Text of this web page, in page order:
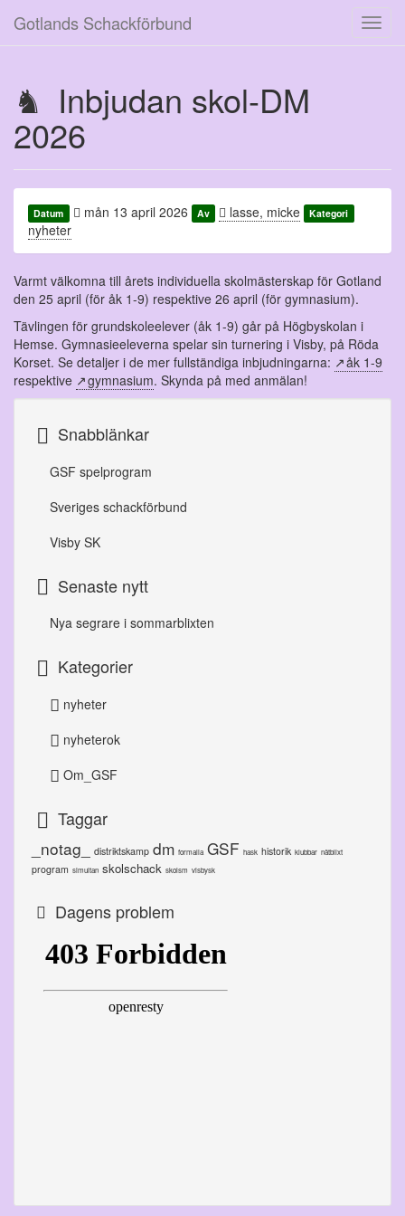
Gotlands Schackförbund
Inbjudan skol-DM
2026
Datum mån 13 april 2026 Av lasse, micke Kategori
nyheter
Varmt välkomna till årets individuella skolmästerskap för Gotland
den 25 april (för åk 1-9) respektive 26 april (för gymnasium).
Tävlingen för grundskoleelever (åk 1-9) går på Högbyskolan i
Hemse. Gymnasieeleverna spelar sin turnering i Visby, på Röda
Korset. Se detaljer i de mer fullständiga inbjudningarna:
åk 1-9
respektive
gymnasium. Skynda på med anmälan!
Snabblänkar
GSF spelprogram
Sveriges schackförbund
Visby SK
Senaste nytt
Nya segrare i sommarblixten
Kategorier
nyheter
nyheterok
Om_GSF
Taggar
_notag_ distriktskamp dm formalia GSF hask historik klubbar nätblixt
program simultan skolschack skolsm visbysk
Dagens problem